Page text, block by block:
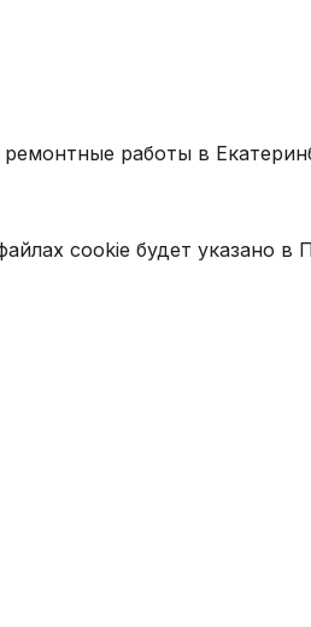
работы в
cookie будет указано в